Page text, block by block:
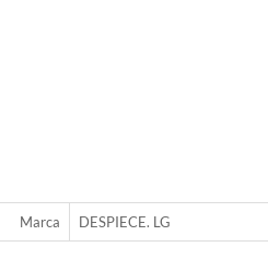
Marca DESPIECE. LG